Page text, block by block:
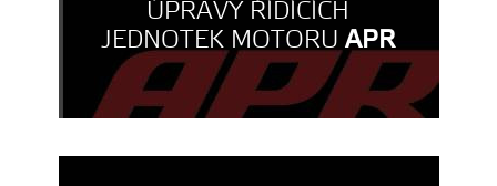
ÚPRAVY ŘÍDÍCÍCH
JEDNOTEK MOTORUAPR